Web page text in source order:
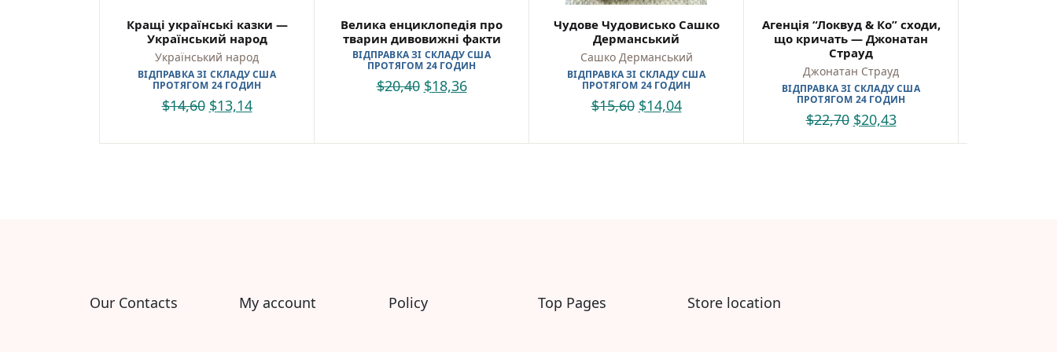
Саморозвиток, мотивація та філософія
Історія Наука Політологія
Бізнес, менеджмент та фінанси
Батьківство та виховання
Про Україну
Біблії
Кулінарія
Казки Вірші Оповідання
Кращі українські казки —
Український народ
Український народ
ВІДПРАВКА ЗІ СКЛАДУ США
ПРОТЯГОМ 24 ГОДИН
$14,60 $13,14
Велика енциклопедія про
тварин дивовижні факти
ВІДПРАВКА ЗІ СКЛАДУ США
ПРОТЯГОМ 24 ГОДИН
$20,40 $18,36
Чудове Чудовисько Сашко
Дерманський
Сашко Дерманський
ВІДПРАВКА ЗІ СКЛАДУ США
ПРОТЯГОМ 24 ГОДИН
$15,60 $14,04
Агенція “Локвуд & Ко” сходи,
що кричать — Джонатан
Страуд
Джонатан Страуд
ВІДПРАВКА ЗІ СКЛАДУ США
ПРОТЯГОМ 24 ГОДИН
$22,70 $20,43
Our Contacts My account Policy Top Pages Store location